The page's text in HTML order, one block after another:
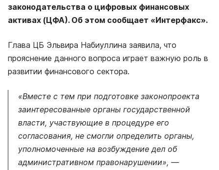
законодательства о цифровых финансовых
активах (ЦФА). Об этом сообщает «Интерфакс».
Глава ЦБ Эльвира Набиуллина заявила, что
прояснение данного вопроса играет важную роль в
развитии финансового сектора.
«Вместе с тем при подготовке законопроекта
заинтересованные органы государственной
власти, участвующие в процедуре его
согласования, не смогли определить органы,
уполномоченные на возбуждение дел об
административном правонарушении», —